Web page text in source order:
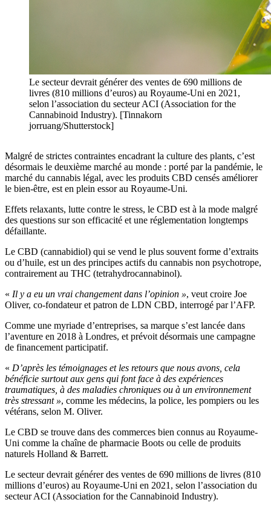
Le secteur devrait générer des ventes de 690 millions de
livres (810 millions d’euros) au Royaume-Uni en 2021,
selon l’association du secteur ACI (Association for the
Cannabinoid Industry). [Tinnakorn
jorruang/Shutterstock]
Malgré de strictes contraintes encadrant la culture des plants, c’est
désormais le deuxième marché au monde : porté par la pandémie, le
marché du cannabis légal, avec les produits CBD censés améliorer
le bien-être, est en plein essor au Royaume-Uni.
Effets relaxants, lutte contre le stress, le CBD est à la mode malgré
des questions sur son efficacité et une réglementation longtemps
défaillante.
Le CBD (cannabidiol) qui se vend le plus souvent forme d’extraits
ou d’huile, est un des principes actifs du cannabis non psychotrope,
contrairement au THC (tetrahydrocannabinol).
« Il y a eu un vrai changement dans l’opinion », veut croire Joe
Oliver, co-fondateur et patron de LDN CBD, interrogé par l’AFP.
Comme une myriade d’entreprises, sa marque s’est lancée dans
l’aventure en 2018 à Londres, et prévoit désormais une campagne
de financement participatif.
« D’après les témoignages et les retours que nous avons, cela
bénéficie surtout aux gens qui font face à des expériences
traumatiques, à des maladies chroniques ou à un environnement
très stressant », comme les médecins, la police, les pompiers ou les
vétérans, selon M. Oliver.
Le CBD se trouve dans des commerces bien connus au Royaume-
Uni comme la chaîne de pharmacie Boots ou celle de produits
naturels Holland & Barrett.
Le secteur devrait générer des ventes de 690 millions de livres (810
millions d’euros) au Royaume-Uni en 2021, selon l’association du
secteur ACI (Association for the Cannabinoid Industry).